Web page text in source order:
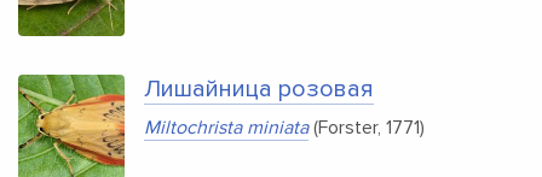
Лишайница розовая
Miltochrista miniata(Forster, 1771)